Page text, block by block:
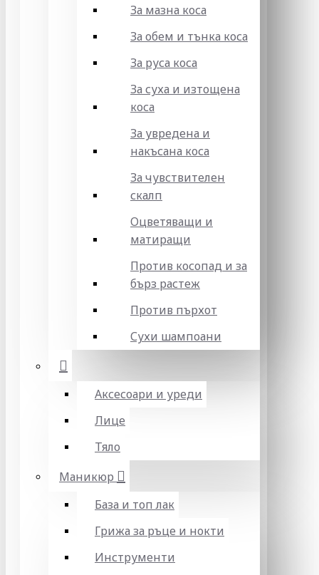
За мазна коса
За обем и тънка коса
За руса коса
За суха и изтощена
коса
За увредена и
накъсана коса
За чувствителен
скалп
Оцветяващи и
матиращи
Против косопад и за
бърз растеж
Против пърхот
Сухи шампоани
Аксесоари и уреди
Лице
Тяло
Маникюр
База и топ лак
Грижа за ръце и нокти
Инструменти